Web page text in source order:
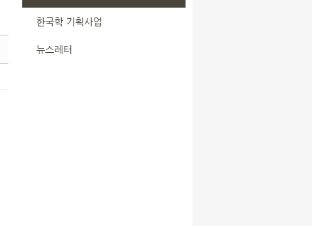
한국학 기획사업
뉴스레터